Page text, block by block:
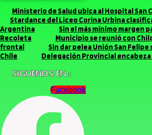
Ministerio de Salud ubica al Hospital San
Stardance del Liceo Corina Urbina
Argentina
Sin el más mínimo margen
Recoleta
Municipio se reunió con
frontal
Sin dar pelea Unión San
Chile
Delegación Provincial
SIGUENOS EN :
Facebook